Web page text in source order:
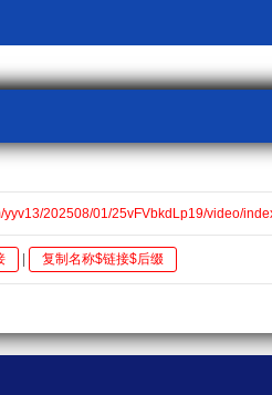
202508/01/25vFVbkdLp19/video/
复制名称$链接$后缀